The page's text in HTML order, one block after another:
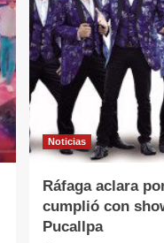
¡
AQUI
STEFANY
AGUILAR
EN
SU
TONO
DE
ANIVERSARIO
Noticias
Ráfaga aclara
cumplió con
Pucallpa